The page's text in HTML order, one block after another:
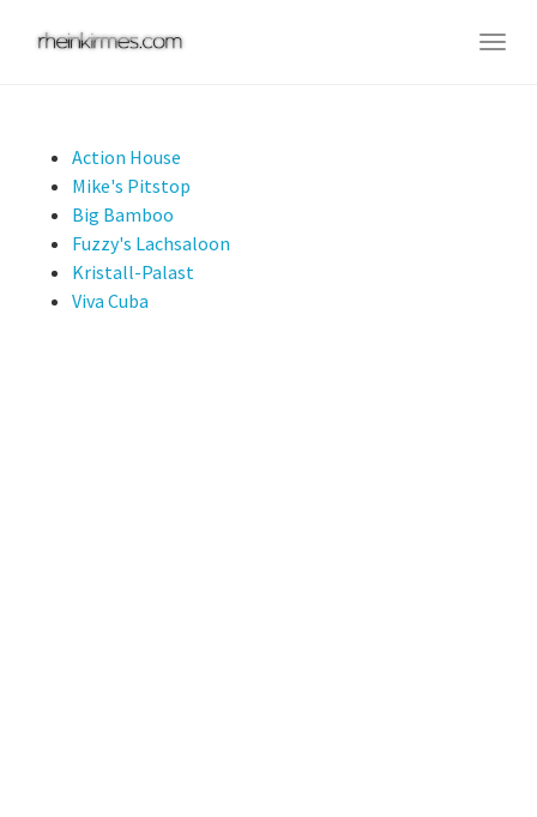
Action House
Mike's Pitstop
Big Bamboo
Fuzzy's Lachsaloon
Kristall-Palast
Viva Cuba